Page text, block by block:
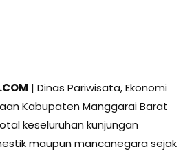
| Dinas Pariwisata, Ekonomi
Kabupaten Manggarai Barat
keseluruhan kunjungan
maupun mancanegara sejak